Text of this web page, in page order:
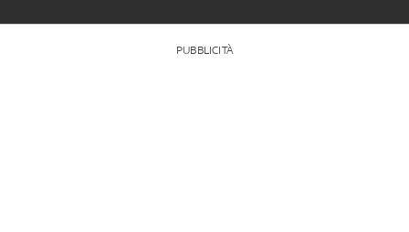
PUBBLICITÀ